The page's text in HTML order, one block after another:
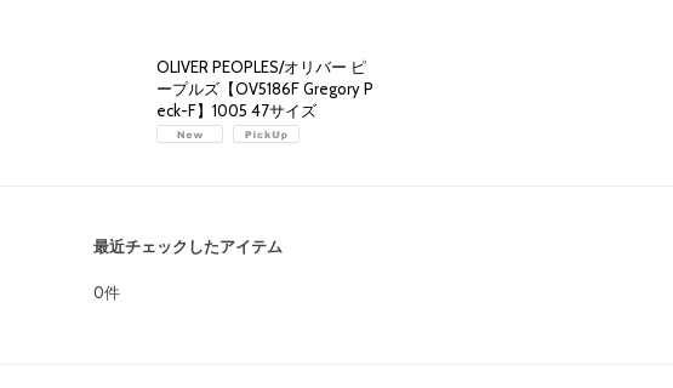
OLIVER PEOPLES/オリバー ピ
ープルズ【OV5186F Gregory P
eck-F】1005 47サイズ
46,100円(税別)
(税込:50,710円
最近チェックしたアイテム
0件